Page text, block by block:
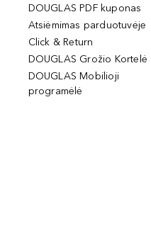
DOUGLAS PDF kuponas
Atsiėmimas parduotuvėje
Click & Return
DOUGLAS Grožio Kortelė
DOUGLAS Mobilioji
programėlė